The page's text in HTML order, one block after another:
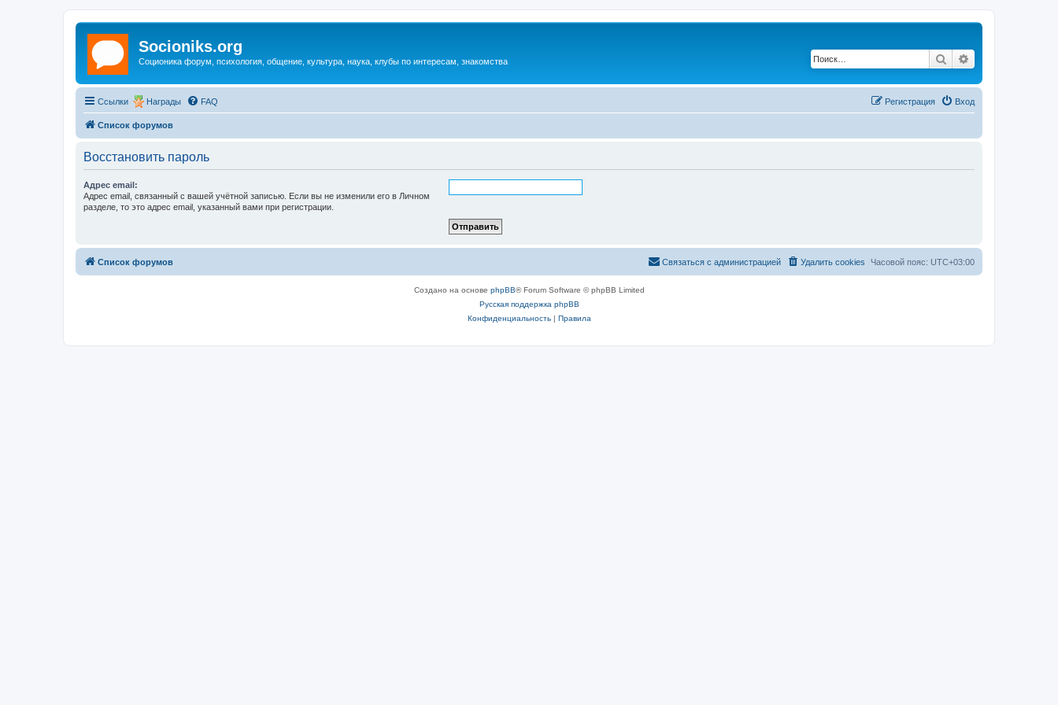
Socioniks.org
Соционика форум, психология, общение, культура, наука, клубы по интересам, знакомства Поиск
Ссылки Награды FAQ Вход
Регистрация
Список форумов
Восстановить пароль
Адрес email:
Адрес email, связанный с вашей учётной записью. Если вы не изменили его в Личном
разделе, то это адрес email, указанный вами при регистрации.
Список форумов Часовой пояс: UTC+03:00
Удалить cookies
Связаться с администрацией
Создано на основе phpBB® Forum Software © phpBB Limited
Русская поддержка phpBB
Конфиденциальность| Правила